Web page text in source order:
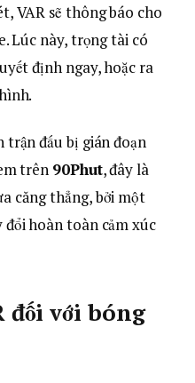
VAR sẽ thông báo cho
Lúc này, trọng tài có
định ngay, hoặc ra
đấu bị gián đoạn
trên 90Phut, đây là
căng thẳng, bởi một
hoàn toàn cảm xúc
đối với bóng